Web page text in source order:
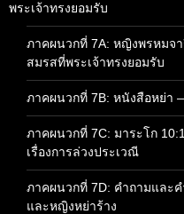
พระเจ้าทรงยอมรับ
ภาคผนวกที่ 7A: หญิงพรหมจ
สมรสที่พระเจ้าทรงยอมรับ
ภาคผนวกที่ 7B: หนังสือหย่า
ภาคผนวกที่ 7C: มาระโก
เรื่องการล่วงประเวณี
ภาคผนวกที่ 7D: คำถามและ
และหญิงหย่าร้าง